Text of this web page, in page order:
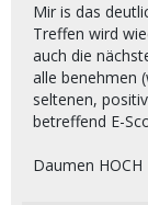
Mir is das
Treffen wird
auch die
alle benehmen
seltenen,
betreffend E-
Daumen HOCH